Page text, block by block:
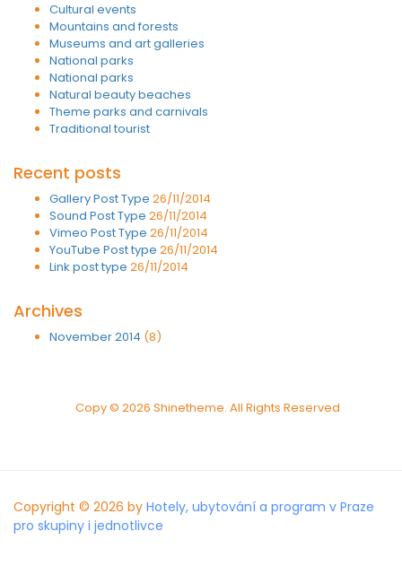
Cultural events
Mountains and forests
Museums and art galleries
National parks
National parks
Natural beauty beaches
Theme parks and carnivals
Traditional tourist
Recent posts
Gallery Post Type 26/11/2014
Sound Post Type 26/11/2014
Vimeo Post Type 26/11/2014
YouTube Post type 26/11/2014
Link post type 26/11/2014
Archives
November 2014 (8)
Copy © 2026 Shinetheme. All Rights Reserved
Copyright © 2026 by Hotely, ubytování a program v Praze
pro skupiny i jednotlivce